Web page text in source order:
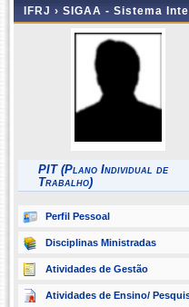
IFRJ › SIGAA - Sistema
PIT (Plano Individual de
Trabalho)
Perfil Pessoal
Disciplinas Ministradas
Atividades de Gestão
Atividades de Ensino/